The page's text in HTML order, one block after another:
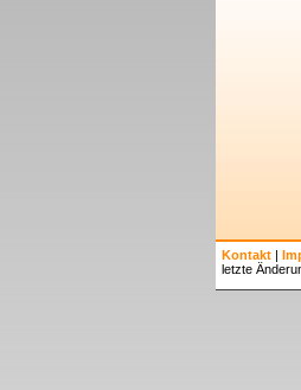
Kontakt |
letzte